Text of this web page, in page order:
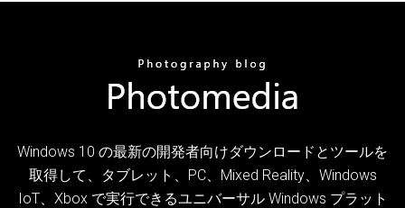
Windows 10 の最新の開発者向けダウンロードとツールを
取得して、タブレット、PC、Mixed Reality、Windows
IoT、Xbox で実行できるユニバーサル Windows プラット